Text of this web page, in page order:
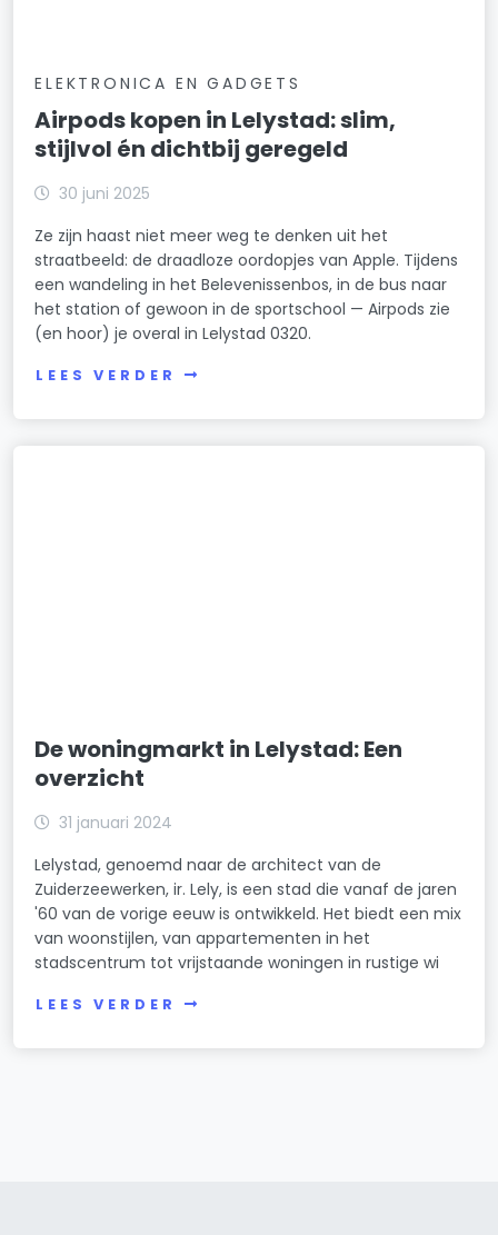
ELEKTRONICA EN GADGETS
Airpods kopen in Lelystad: slim,
stijlvol én dichtbij geregeld
30 juni 2025
Ze zijn haast niet meer weg te denken uit het
straatbeeld: de draadloze oordopjes van Apple. Tijdens
een wandeling in het Belevenissenbos, in de bus naar
het station of gewoon in de sportschool — Airpods zie
(en hoor) je overal in Lelystad 0320.
LEES VERDER
De woningmarkt in Lelystad: Een
overzicht
31 januari 2024
Lelystad, genoemd naar de architect van de
Zuiderzeewerken, ir. Lely, is een stad die vanaf de jaren
'60 van de vorige eeuw is ontwikkeld. Het biedt een mix
van woonstijlen, van appartementen in het
stadscentrum tot vrijstaande woningen in rustige wi
LEES VERDER